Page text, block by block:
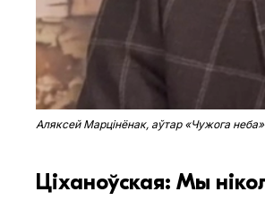
Аляксей Марцінёнак, аўтар «Чужога неба»
Ціханоўская: Мы